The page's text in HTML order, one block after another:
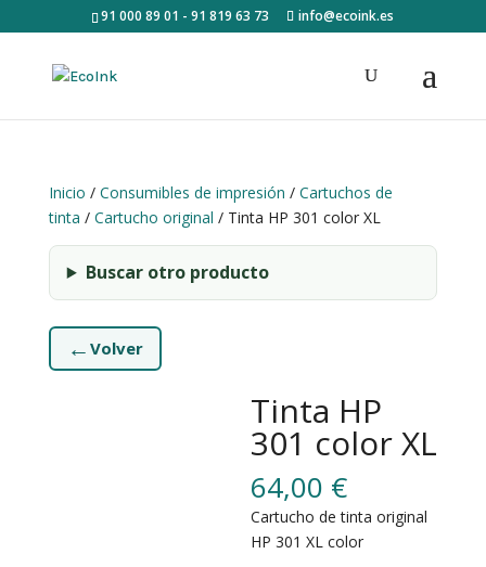
91 000 89 01 - 91 819 63 73 info@ecoink.es
Inicio / Consumibles de impresión / Cartuchos de
tinta / Cartucho original / Tinta HP 301 color XL
Buscar otro producto
← Volver
Tinta HP
301 color XL
64,00 €
Cartucho de tinta original
HP 301 XL color